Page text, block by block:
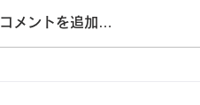
【お知らせ】2026白川湖岸
コメントを追加…